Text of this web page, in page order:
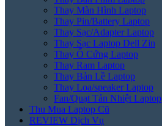
Thay Màn Hình Laptop
Thay Pin/Battery Laptop
Thay Sạc/Adapter Laptop
Thay Sạc Laptop Dell Zin
Thay Ổ Cứng Laptop
Thay Ram Laptop
Thay Bản Lề Laptop
Thay Loa/speaker Laptop
Fan/Quạt Tản Nhiệt Laptop
Thu Mua Laptop Cũ
REVIEW Dịch Vụ